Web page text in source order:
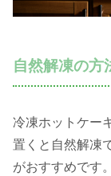
自然解凍の方
冷凍ホットケー
置くと自然解凍
がおすすめです。